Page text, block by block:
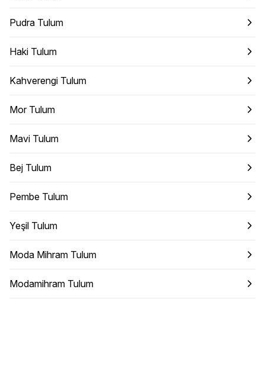
Pudra Tulum
Haki Tulum
Kahverengi Tulum
Mor Tulum
Mavi Tulum
Bej Tulum
Pembe Tulum
Yeşil Tulum
Moda Mihram Tulum
Modamihram Tulum